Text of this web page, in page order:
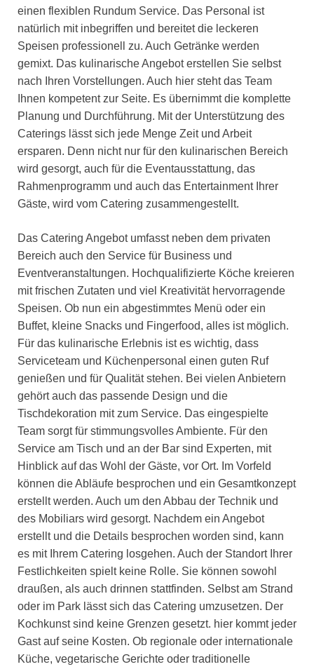
einen flexiblen Rundum Service. Das Personal ist
natürlich mit inbegriffen und bereitet die leckeren
Speisen professionell zu. Auch Getränke werden
gemixt. Das kulinarische Angebot erstellen Sie selbst
nach Ihren Vorstellungen. Auch hier steht das Team
Ihnen kompetent zur Seite. Es übernimmt die komplette
Planung und Durchführung. Mit der Unterstützung des
Caterings lässt sich jede Menge Zeit und Arbeit
ersparen. Denn nicht nur für den kulinarischen Bereich
wird gesorgt, auch für die Eventausstattung, das
Rahmenprogramm und auch das Entertainment Ihrer
Gäste, wird vom Catering zusammengestellt.
Das Catering Angebot umfasst neben dem privaten
Bereich auch den Service für Business und
Eventveranstaltungen. Hochqualifizierte Köche kreieren
mit frischen Zutaten und viel Kreativität hervorragende
Speisen. Ob nun ein abgestimmtes Menü oder ein
Buffet, kleine Snacks und Fingerfood, alles ist möglich.
Für das kulinarische Erlebnis ist es wichtig, dass
Serviceteam und Küchenpersonal einen guten Ruf
genießen und für Qualität stehen. Bei vielen Anbietern
gehört auch das passende Design und die
Tischdekoration mit zum Service. Das eingespielte
Team sorgt für stimmungsvolles Ambiente. Für den
Service am Tisch und an der Bar sind Experten, mit
Hinblick auf das Wohl der Gäste, vor Ort. Im Vorfeld
können die Abläufe besprochen und ein Gesamtkonzept
erstellt werden. Auch um den Abbau der Technik und
des Mobiliars wird gesorgt. Nachdem ein Angebot
erstellt und die Details besprochen worden sind, kann
es mit Ihrem Catering losgehen. Auch der Standort Ihrer
Festlichkeiten spielt keine Rolle. Sie können sowohl
draußen, als auch drinnen stattfinden. Selbst am Strand
oder im Park lässt sich das Catering umzusetzen. Der
Kochkunst sind keine Grenzen gesetzt. hier kommt jeder
Gast auf seine Kosten. Ob regionale oder internationale
Küche, vegetarische Gerichte oder traditionelle